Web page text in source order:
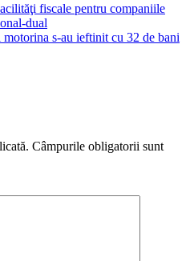
fiscale pentru companiile
dual
motorina s-au ieftinit cu 32 de bani
Câmpurile obligatorii sunt